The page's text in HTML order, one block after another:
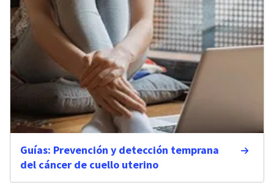
Guías: Prevención y detección temprana
del cáncer de cuello uterino